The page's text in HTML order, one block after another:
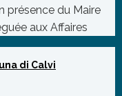
présence du Maire
aux Affaires
de plusieurs
di Calvi